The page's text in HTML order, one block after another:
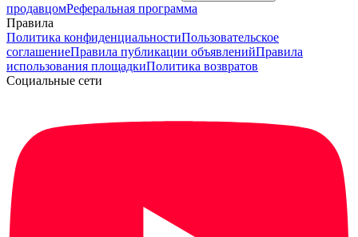
продавцомРеферальная программа
Правила
Политика конфиденциальностиПользовательское
соглашениеПравила публикации объявленийПравила
использования площадкиПолитика возвратов
Социальные сети